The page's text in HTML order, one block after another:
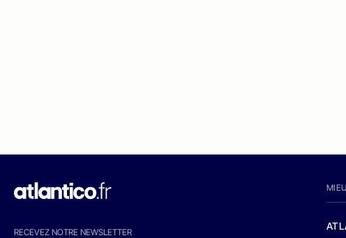
RECEVEZ NOTRE NEWSLETTER